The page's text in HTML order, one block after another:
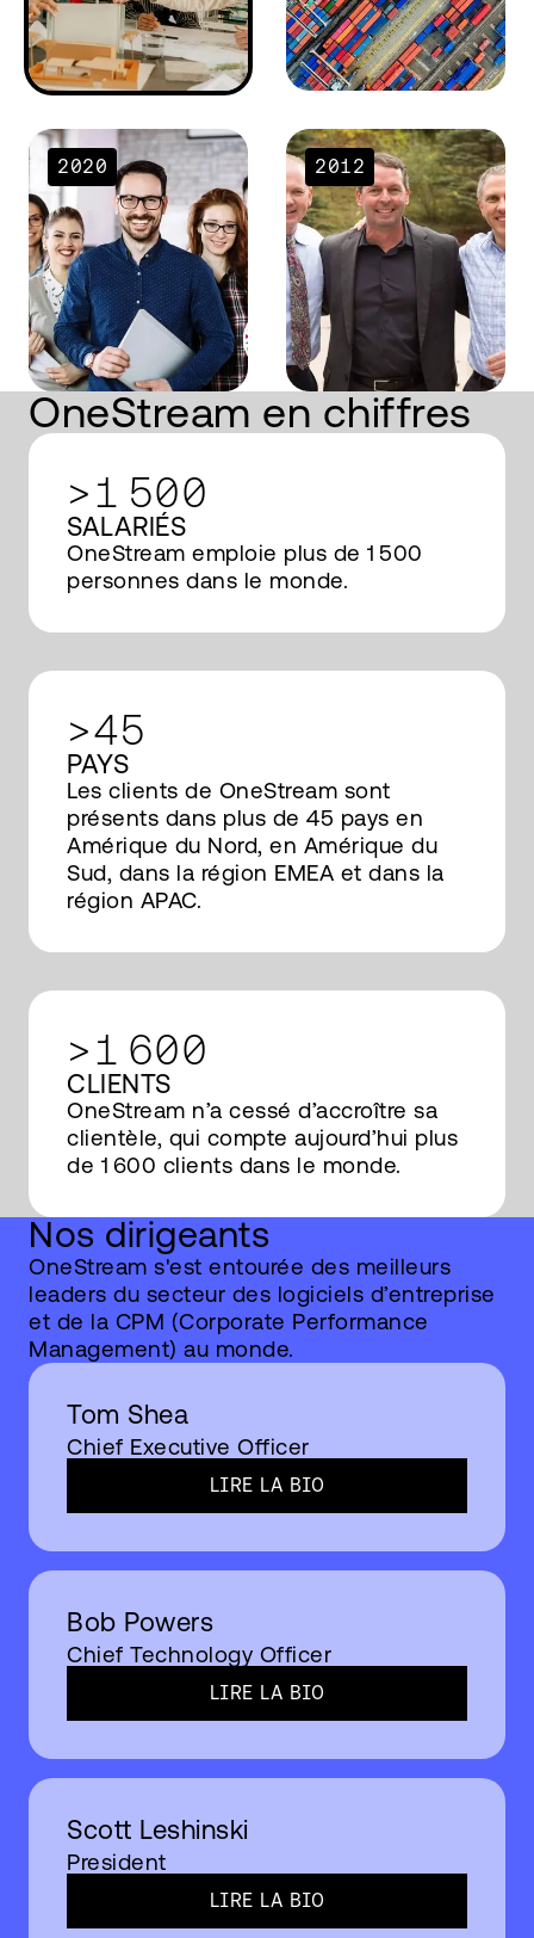
2020 2012
OneStream en chiffres
>1 500
SALARIÉS
OneStream emploie plus de 1 500
personnes dans le monde.
>45
PAYS
Les clients de OneStream sont
présents dans plus de 45 pays en
Amérique du Nord, en Amérique du
Sud, dans la région EMEA et dans la
région APAC.
>1 600
CLIENTS
OneStream n’a cessé d’accroître sa
clientèle, qui compte aujourd’hui plus
de 1 600 clients dans le monde.
Nos dirigeants
OneStream s'est entourée des meilleurs
leaders du secteur des logiciels d’entreprise
et de la CPM (Corporate Performance
Management) au monde.
Tom Shea
Chief Executive Officer
LIRE LA BIO​
Bob Powers
Chief Technology Officer
LIRE LA BIO​
Scott Leshinski
President
LIRE LA BIO​